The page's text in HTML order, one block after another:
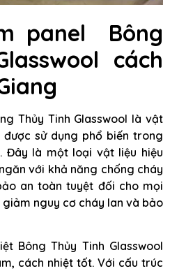
panel Bông
cách
Thủy Tinh Glasswool là vật
sử dụng phổ biến trong
Đây là một loại vật liệu hiệu
với khả năng chống cháy
an toàn tuyệt đối cho mọi
nguy cơ cháy lan và bảo
Bông Thủy Tinh Glasswool
cách nhiệt tốt. Với cấu trúc